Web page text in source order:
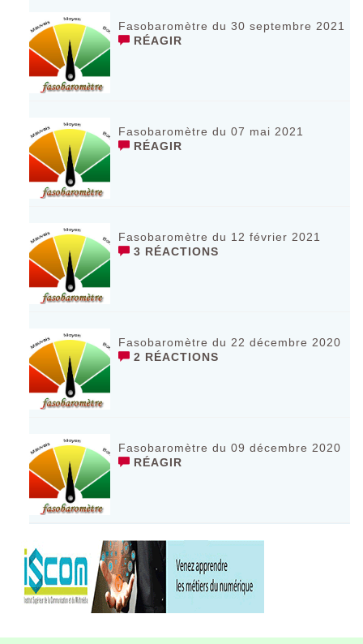
Fasobaromètre du 30 septembre 2021
RÉAGIR
Fasobaromètre du 07 mai 2021
RÉAGIR
Fasobaromètre du 12 février 2021
3 RÉACTIONS
Fasobaromètre du 22 décembre 2020
2 RÉACTIONS
Fasobaromètre du 09 décembre 2020
RÉAGIR